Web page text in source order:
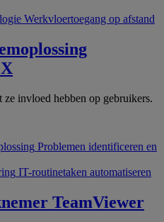
Werkvloertoegang op afstand
invloed hebben op gebruikers.
Problemen identificeren en
IT-routinetaken automatiseren
TeamViewer